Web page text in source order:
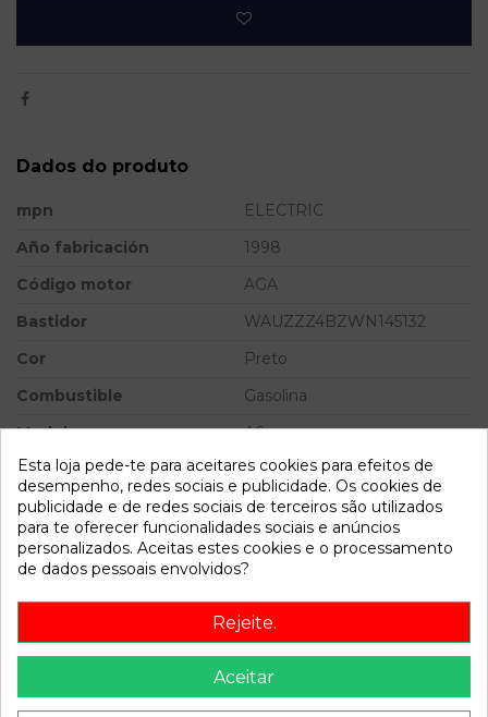
Dados do produto
mpn
ELECTRIC
Año fabricación
1998
Código motor
AGA
Bastidor
WAUZZZ4BZWN145132
Cor
Preto
Combustible
Gasolina
Modelo
A6
Referência 808029
Disponível a partir de: 2022-04-05
Descrição
Recambio de retrovisor izquierdo para audi a6 referencia
OEM IAM ELECTRIC
Esta loja pede-te para aceitares cookies para efeitos de
desempenho, redes sociais e publicidade. Os cookies de
publicidade e de redes sociais de terceiros são utilizados
para te oferecer funcionalidades sociais e anúncios
personalizados. Aceitas estes cookies e o processamento
de dados pessoais envolvidos?
Rejeite.
Aceitar